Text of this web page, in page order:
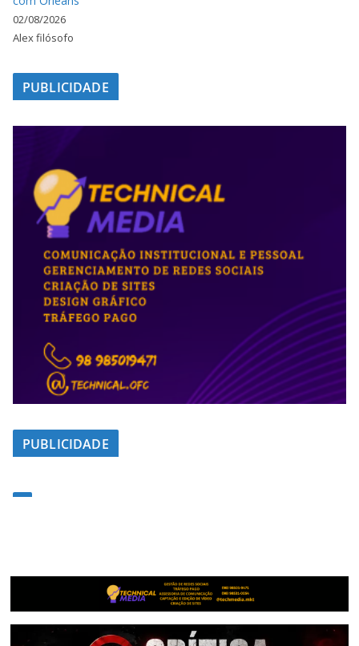
02/08/2026
Alex filósofo
PUBLICIDADE
PUBLICIDADE